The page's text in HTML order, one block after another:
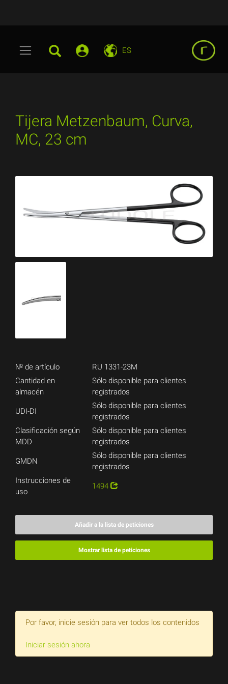
ES
Tijera Metzenbaum, Curva,
MC, 23 cm
№ de artículo
RU 1331-23M
Cantidad en
almacén
Sólo disponible para clientes
registrados
UDI-DI
Sólo disponible para clientes
registrados
Clasificación según
MDD
Sólo disponible para clientes
registrados
GMDN
Sólo disponible para clientes
registrados
Instrucciones de
uso
1494
Añadir a la lista de peticiones
Mostrar lista de peticiones
Por favor, inicie sesión para ver todos los contenidos
Iniciar sesión ahora